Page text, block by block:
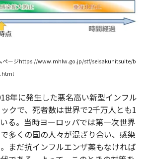
ページhttps://www.mhlw.go.jp/stf/seisakunitsuite/b
年に発生した悪名高い新型インフル
クで、死者数は世界で2千万人とも1
る。当時ヨーロッパでは第一次世界
多くの国の人々が混ざり合い、感染
まだ抗インフルエンザ薬もなければ